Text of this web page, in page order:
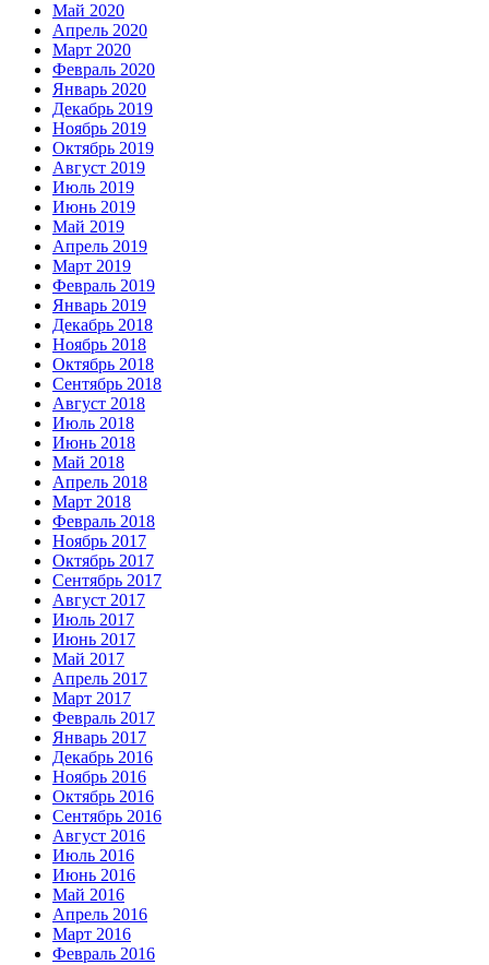
Май 2020
Апрель 2020
Март 2020
Февраль 2020
Январь 2020
Декабрь 2019
Ноябрь 2019
Октябрь 2019
Август 2019
Июль 2019
Июнь 2019
Май 2019
Апрель 2019
Март 2019
Февраль 2019
Январь 2019
Декабрь 2018
Ноябрь 2018
Октябрь 2018
Сентябрь 2018
Август 2018
Июль 2018
Июнь 2018
Май 2018
Апрель 2018
Март 2018
Февраль 2018
Ноябрь 2017
Октябрь 2017
Сентябрь 2017
Август 2017
Июль 2017
Июнь 2017
Май 2017
Апрель 2017
Март 2017
Февраль 2017
Январь 2017
Декабрь 2016
Ноябрь 2016
Октябрь 2016
Сентябрь 2016
Август 2016
Июль 2016
Июнь 2016
Май 2016
Апрель 2016
Март 2016
Февраль 2016